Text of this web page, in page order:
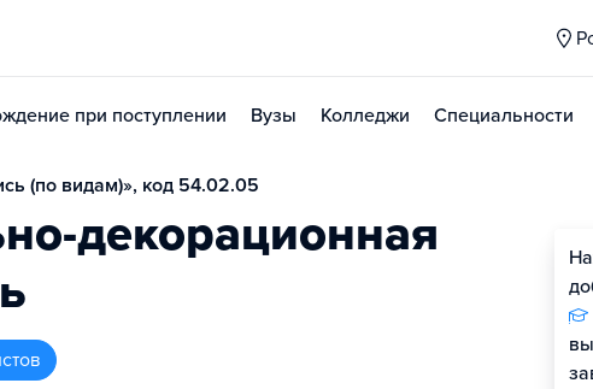
при поступлении Вузы Колледжи Специальности
(по видам)», код 54.02.05
декорационная